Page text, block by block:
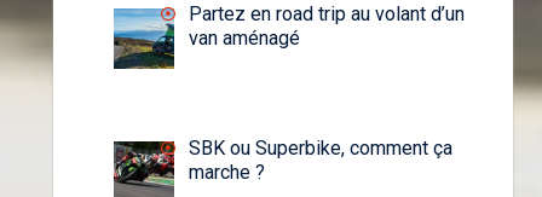
Partez en road trip au volant d’un
van aménagé
SBK ou Superbike, comment ça
marche ?